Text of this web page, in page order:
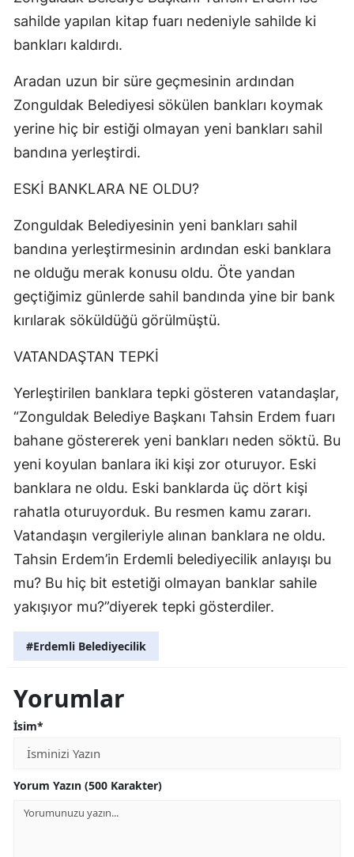
sahilde yapılan kitap fuarı nedeniyle sahilde ki
bankları kaldırdı.
Aradan uzun bir süre geçmesinin ardından
Zonguldak Belediyesi sökülen bankları koymak
yerine hiç bir estiği olmayan yeni bankları sahil
bandına yerleştirdi.
ESKİ BANKLARA NE OLDU?
Zonguldak Belediyesinin yeni bankları sahil
bandına yerleştirmesinin ardından eski banklara
ne olduğu merak konusu oldu. Öte yandan
geçtiğimiz günlerde sahil bandında yine bir bank
kırılarak söküldüğü görülmüştü.
VATANDAŞTAN TEPKİ
Yerleştirilen banklara tepki gösteren vatandaşlar,
“Zonguldak Belediye Başkanı Tahsin Erdem fuarı
bahane göstererek yeni bankları neden söktü. Bu
yeni koyulan banlara iki kişi zor oturuyor. Eski
banklara ne oldu. Eski banklarda üç dört kişi
rahatla oturuyorduk. Bu resmen kamu zararı.
Vatandaşın vergileriyle alınan banklara ne oldu.
Tahsin Erdem’in Erdemli belediyecilik anlayışı bu
mu? Bu hiç bit estetiği olmayan banklar sahile
yakışıyor mu?”diyerek tepki gösterdiler.
#Erdemli Belediyecilik
Yorumlar
İsim*
Yorum Yazın (500 Karakter)